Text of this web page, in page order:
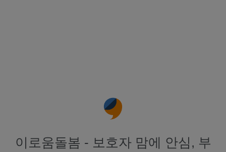
이로움돌봄 - 보호자 맘에 안심, 부